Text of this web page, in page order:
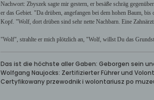
Nachwort: Zbyszek sagte mir gestern, er besäße schräg
er das Gebiet. "Da drüben, angefangen bei dem hohen Baum,
Kopf. "Wolf, dort drüben sind sehr nette Nachbarn. Eine
"Wolf", strahlte er mich plötzlich an, "Wolf, willst Du das
Das ist die höchste aller Gaben: Geborgen sein
Wolfgang Naujocks: Zertifizierter Führer und
Certyfikowany przewodnik i wolontariusz po